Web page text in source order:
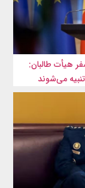
هیأت طالبان:
می‌شوند